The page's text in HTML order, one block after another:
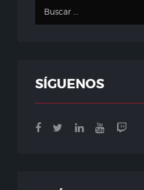
SÍGUENOS